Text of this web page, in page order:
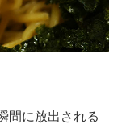
間に放出される